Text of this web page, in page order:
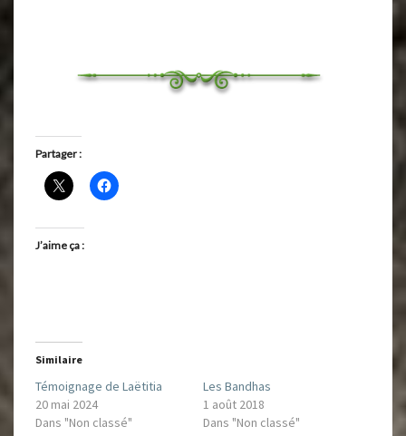
Partager :
J’aime ça :
Similaire
Témoignage de Laëtitia
20 mai 2024
Dans "Non classé"
Les Bandhas
1 août 2018
Dans "Non classé"